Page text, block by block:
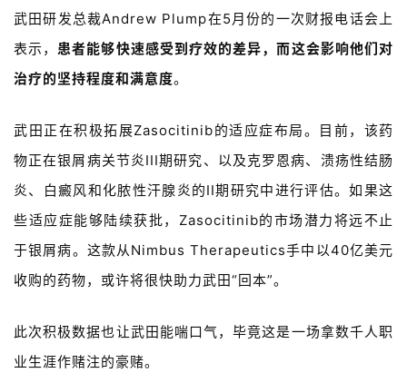
武田研发总裁Andrew Plump在5月份的一次财报电话会上
表示， 患者能够快速感受到疗效的差异，而这会影响他们对
治疗的坚持程度和满意度。
武田正在积极拓展Zasocitinib的适应症布局。目前，该药
物正在银屑病关节炎III期研究、以及克罗恩病、溃疡性结肠
炎、白癜风和化脓性汗腺炎的II期研究中进行评估。如果这
些适应症能够陆续获批， Zasocitinib的市场潜力将远不止
于银屑病。这款从Nimbus Therapeutics手中以40亿美元
收购的药物，或许将很快助力武田“回本”。
此次积极数据也让武田能喘口气，毕竟这是一场拿数千人职
业生涯作赌注的豪赌。